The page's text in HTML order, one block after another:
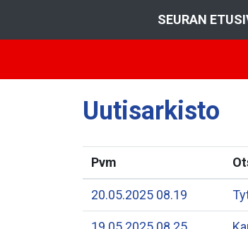
SEURAN
Uutisarkisto
Pvm
20.05.2025 08.19